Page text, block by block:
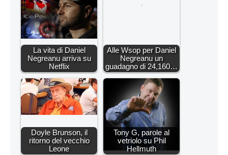
La vita di Daniel
Negreanu arriva su
Netflix
Alle Wsop per Daniel
Negreanu un
guadagno di 24,160…
Doyle Brunson, il
ritorno del vecchio
Leone
Tony G, parole al
vetriolo su Phil
Hellmuth